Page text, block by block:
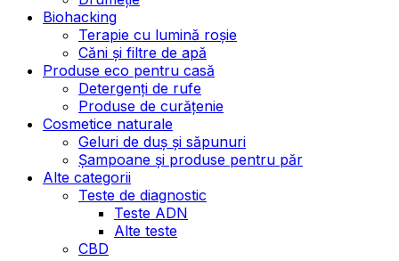
Biohacking
Terapie cu lumină roșie
Căni și filtre de apă
Produse eco pentru casă
Detergenți de rufe
Produse de curățenie
Cosmetice naturale
Geluri de duș și săpunuri
Șampoane și produse pentru păr
Alte categorii
Teste de diagnostic
Teste ADN
Alte teste
CBD